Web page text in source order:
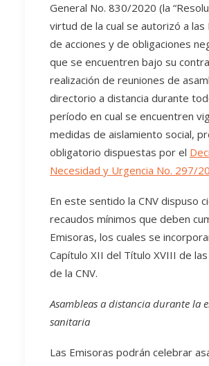
General No. 830/2020 (la
virtud de la cual se autorizó a las
de acciones y de obligaciones
que se encuentren bajo su
realización de reuniones de
directorio a distancia durante
período en cual se encuentren
medidas de aislamiento social,
obligatorio dispuestas por el
Necesidad y Urgencia No. 297/
En este sentido la CNV dispuso
recaudos mínimos que deben
Emisoras, los cuales se
Capítulo XII del Título XVIII de
de la CNV.
Asambleas a distancia durante la
sanitaria
Las Emisoras podrán celebrar